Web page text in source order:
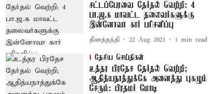
சட்டப்பேரவை தேர்தல் வெற்றி: 4
பா.ஜ.க மாவட்ட தலைவர்களுக்கு
இன்னோவா கார் பரிசளிப்பு
தினத்தந்தி 22 Aug 2021 1 min read
தேசிய செய்திகள்
உத்தர பிரதேச தேர்தல் வெற்றி;
ஆதித்யநாத்துக்கே அனைத்து புகழும்
சேரும்: பிரதமர் மோடி